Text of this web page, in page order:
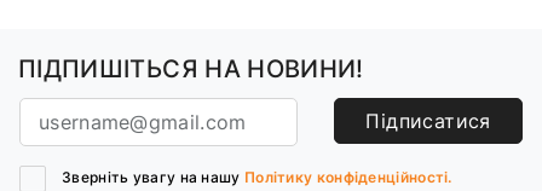
ПІДПИШІТЬСЯ НА НОВИНИ!
Підписатися
Зверніть увагу на нашу Політику конфіденційності.